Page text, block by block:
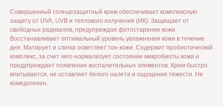
Совершенный солнцезащитный крем обеспечивает комплексную
защиту от UVA, UVB и теплового излучения (ИК). Защищает от
свободных радикалов, предупреждая фотостарение кожи.
Восстанавливает оптимальный уровень увлажнения кожи в течение
дня. Матирует и слегка осветляет тон кожи. Содержит пробиотический
комплекс, за счет чего нормализует состояние микробиоты кожи и
предупреждает появление воспалительных элементов. Крем быстро
впитывается, не оставляет белого налета и ощущения тяжести. Не
комедогенен.